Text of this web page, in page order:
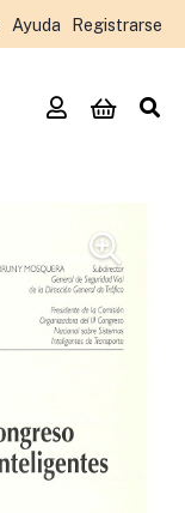
Ayuda Registrarse